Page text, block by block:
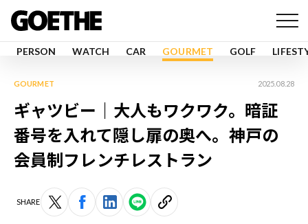
PERSON WATCH CAR GOURMET GOLF
GOURMET 2025.08.28
ギャツビー｜大人もワクワク。暗証
番号を入れて隠し扉の奥へ。神戸の
会員制フレンチレストラン
SHARE